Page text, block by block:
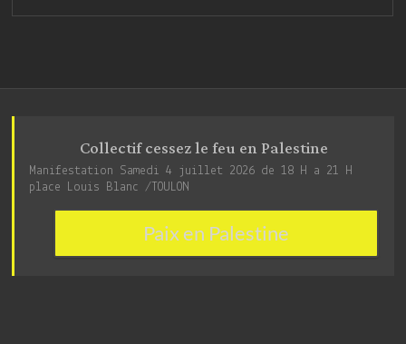
Collectif cessez le feu en Palestine
Manifestation Samedi 4 juillet 2026 de 18 H a 21 H
place Louis Blanc /TOULON
Paix en Palestine